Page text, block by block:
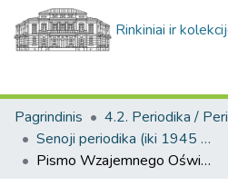
Rinkiniai ir
Pagrindinis
4.2. Periodika /
Senoji periodika (iki 1945 m.) / Old periodicals (pre-1945)
Pismo Wzajemnego Oświecania się